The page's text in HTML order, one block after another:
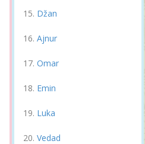
Džan
Ajnur
Omar
Emin
Luka
Vedad